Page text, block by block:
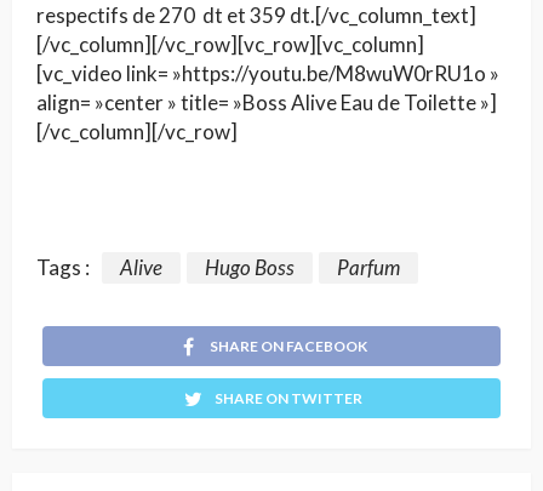
respectifs de 270 dt et 359 dt.[/vc_column_text]
[/vc_column][/vc_row][vc_row][vc_column]
[vc_video link= »https://youtu.be/M8wuW0rRU1o »
align= »center » title= »Boss Alive Eau de Toilette »]
[/vc_column][/vc_row]
Tags : Alive Hugo Boss Parfum
SHARE ON FACEBOOK
SHARE ON TWITTER